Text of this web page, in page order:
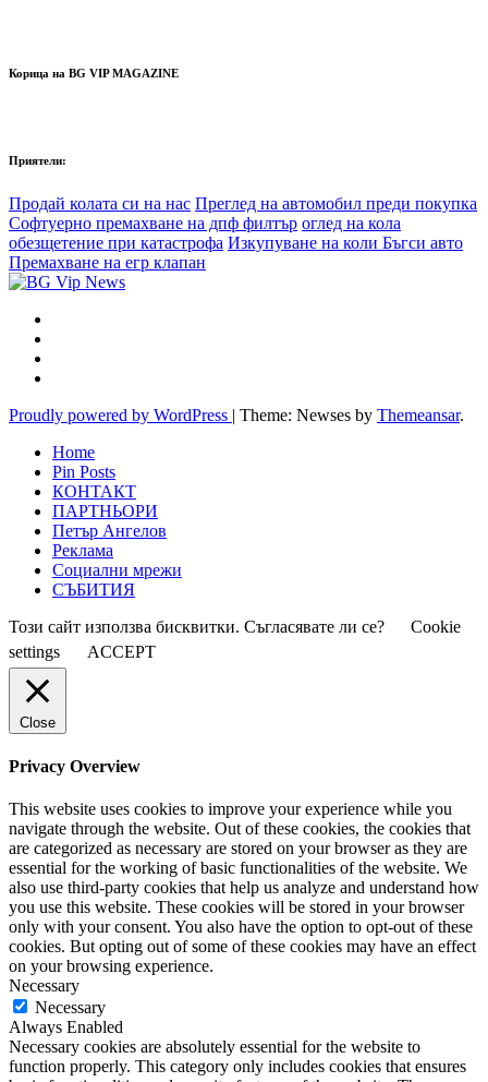
Корица на BG VIP MAGAZINE
Приятели:
Продай колата си на нас Преглед на автомобил преди покупка
Софтуерно премахване на дпф филтър оглед на кола
обезщетение при катастрофа Изкупуване на коли Бъгси авто
Премахване на егр клапан
Proudly powered by WordPress | Theme: Newses by Themeansar.
Home
Pin Posts
КОНТАКТ
ПАРТНЬОРИ
Петър Ангелов
Реклама
Социални мрежи
СЪБИТИЯ
Този сайт използва бисквитки. Съгласявате ли се?
Cookie
settings
ACCEPT
Close
Privacy Overview
This website uses cookies to improve your experience while you
navigate through the website. Out of these cookies, the cookies that
are categorized as necessary are stored on your browser as they are
essential for the working of basic functionalities of the website. We
also use third-party cookies that help us analyze and understand how
you use this website. These cookies will be stored in your browser
only with your consent. You also have the option to opt-out of these
cookies. But opting out of some of these cookies may have an effect
on your browsing experience.
Necessary
Necessary
Always Enabled
Necessary cookies are absolutely essential for the website to
function properly. This category only includes cookies that ensures